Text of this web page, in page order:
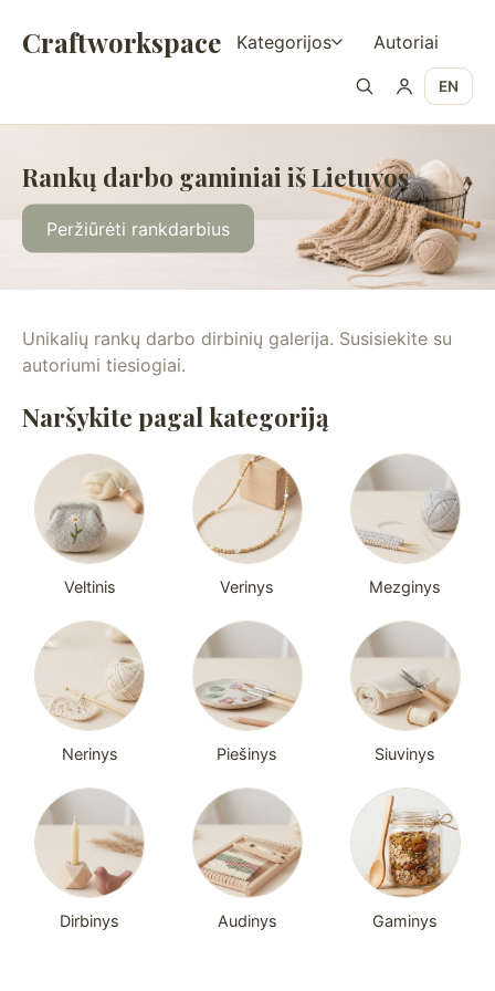
Craftworkspace Kategorijos Autoriai
EN
Rankų darbo gaminiai iš Lietuvos
Peržiūrėti rankdarbius
Unikalių rankų darbo dirbinių galerija. Susisiekite su
autoriumi tiesiogiai.
Naršykite pagal kategoriją
Veltinis Verinys Mezginys
Nerinys Piešinys Siuvinys
Dirbinys Audinys Gaminys